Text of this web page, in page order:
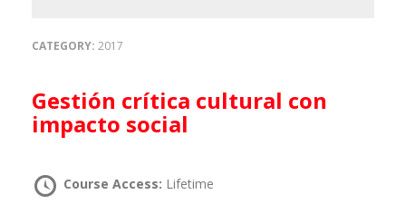
CATEGORY: 2017
Gestión crítica cultural con
impacto social
Course Access: Lifetime